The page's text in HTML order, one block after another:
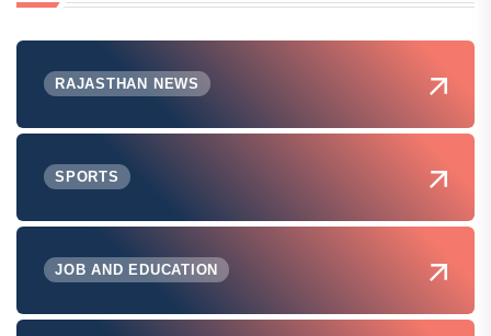
RAJASTHAN NEWS
SPORTS
JOB AND EDUCATION